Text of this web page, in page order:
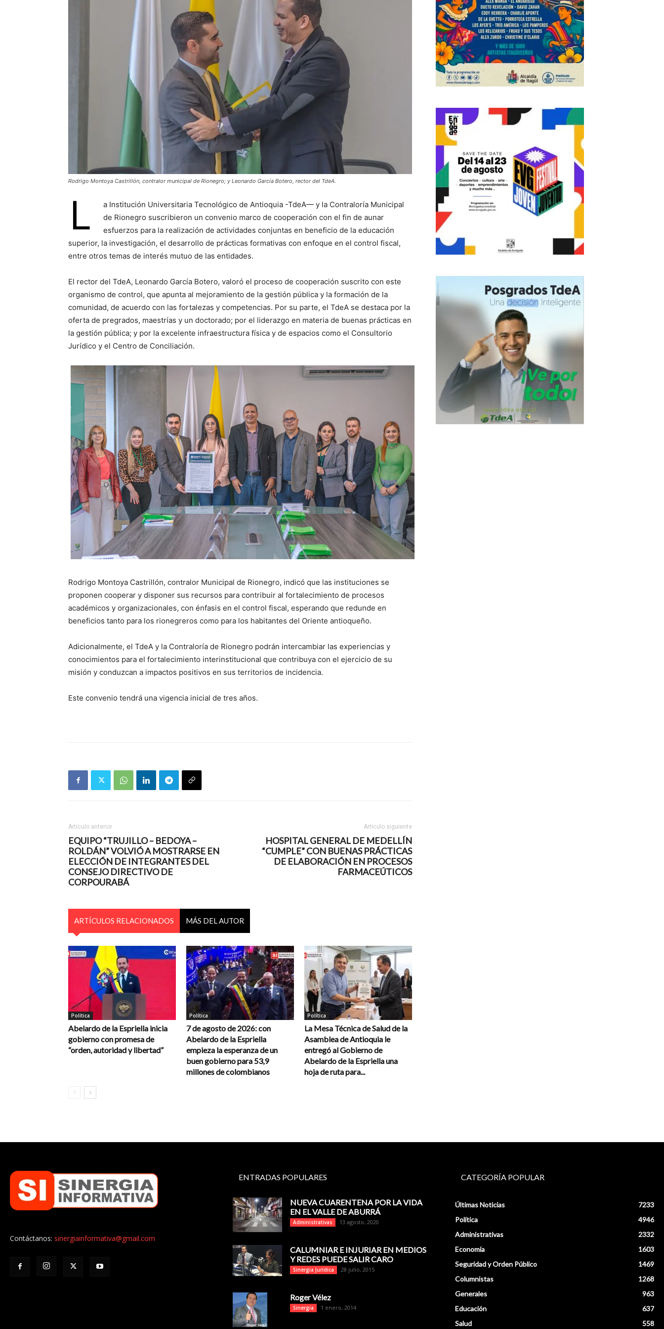
Rodrigo Montoya Castrillón, contralor municipal de Rionegro; y Leonardo García Botero, rector del TdeA.
L
a Institución Universitaria Tecnológico de Antioquia -TdeA— y la Contraloría Municipal
de Rionegro suscribieron un convenio marco de cooperación con el fin de aunar
esfuerzos para la realización de actividades conjuntas en beneficio de la educación
superior, la investigación, el desarrollo de prácticas formativas con enfoque en el control fiscal,
entre otros temas de interés mutuo de las entidades.
El rector del TdeA, Leonardo García Botero, valoró el proceso de cooperación suscrito con este
organismo de control, que apunta al mejoramiento de la gestión pública y la formación de la
comunidad, de acuerdo con las fortalezas y competencias. Por su parte, el TdeA se destaca por la
oferta de pregrados, maestrías y un doctorado; por el liderazgo en materia de buenas prácticas en
la gestión pública; y por la excelente infraestructura física y de espacios como el Consultorio
Jurídico y el Centro de Conciliación.
Rodrigo Montoya Castrillón, contralor Municipal de Rionegro, indicó que las instituciones se
proponen cooperar y disponer sus recursos para contribuir al fortalecimiento de procesos
académicos y organizacionales, con énfasis en el control fiscal, esperando que redunde en
beneficios tanto para los rionegreros como para los habitantes del Oriente antioqueño.
Adicionalmente, el TdeA y la Contraloría de Rionegro podrán intercambiar las experiencias y
conocimientos para el fortalecimiento interinstitucional que contribuya con el ejercicio de su
misión y conduzcan a impactos positivos en sus territorios de incidencia.
Este convenio tendrá una vigencia inicial de tres años.
Artículo anterior
EQUIPO “TRUJILLO – BEDOYA –
ROLDÁN” VOLVIÓ A MOSTRARSE EN
ELECCIÓN DE INTEGRANTES DEL
CONSEJO DIRECTIVO DE
CORPOURABÁ
Artículo siguiente
HOSPITAL GENERAL DE MEDELLÍN
“CUMPLE” CON BUENAS PRÁCTICAS
DE ELABORACIÓN EN PROCESOS
FARMACEÚTICOS
ARTÍCULOS RELACIONADOS MÁS DEL AUTOR
Política
Abelardo de la Espriella inicia
gobierno con promesa de
“orden, autoridad y libertad”
Política
7 de agosto de 2026: con
Abelardo de la Espriella
empieza la esperanza de un
buen gobierno para 53,9
millones de colombianos
Política
La Mesa Técnica de Salud de la
Asamblea de Antioquia le
entregó al Gobierno de
Abelardo de la Espriella una
hoja de ruta para...
Contáctanos: sinergiainformativa@gmail.com
ENTRADAS POPULARES
NUEVA CUARENTENA POR LA VIDA
EN EL VALLE DE ABURRÁ
Administrativas 13 agosto, 2020
CALUMNIAR E INJURIAR EN MEDIOS
Y REDES PUEDE SALIR CARO
Sinergia Jurídica 28 julio, 2015
Roger Vélez
Sinergia 1 enero, 2014
CATEGORÍA POPULAR
Últimas Noticias
7233
Política
4946
Administrativas
2332
Economía
1603
Seguridad y Orden Público
1469
Columnistas
1268
Generales
963
Educación
637
Salud
558